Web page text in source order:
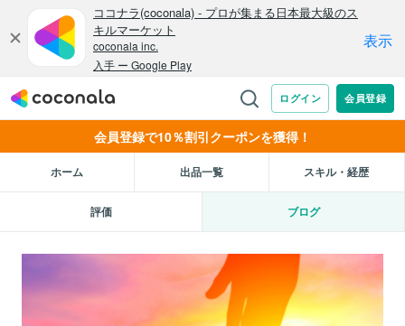
会員登録で10％割引クーポンを獲得！
ホーム 出品一覧 スキル・経歴
評価 ブログ